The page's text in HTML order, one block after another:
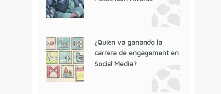
¿Quién va ganando la
carrera de engagement en
Social Media?